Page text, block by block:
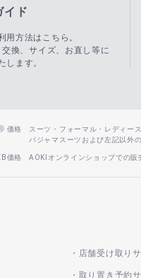
イド
用方法はこちら。
換、サイズ、お直し等に
します。
価格
スーツ・フォーマル・レディ
パジャマスーツおよび左記以外
価格 AOKIオンラインショップでの販
店舗受け取り
取り置き予約